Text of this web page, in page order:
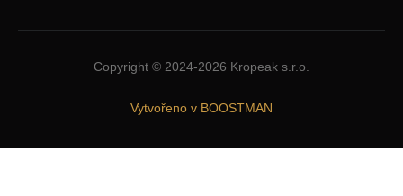
Copyright © 2024-2026 Kropeak s.r.o.
Vytvořeno v BOOSTMAN